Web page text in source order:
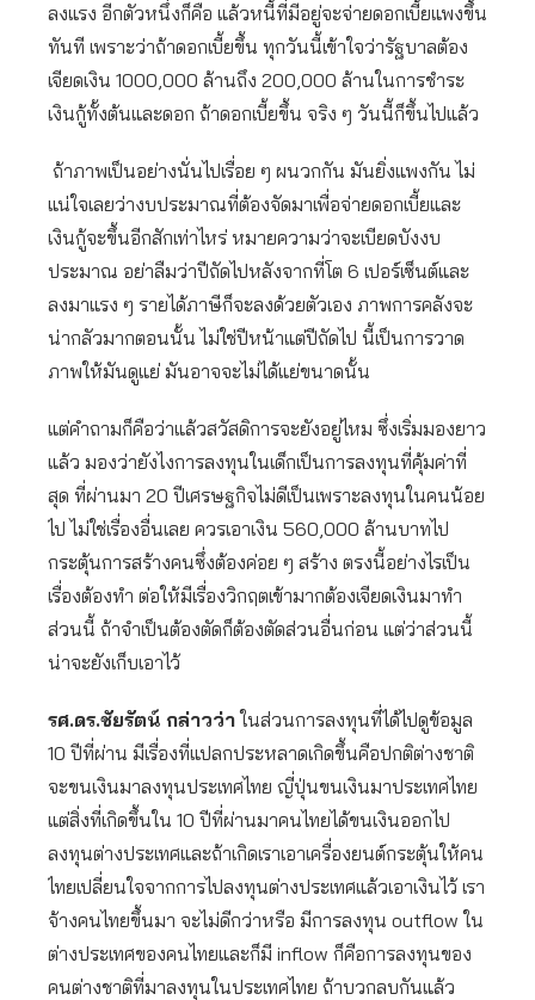
ลงแรง อีกตัวหนึ่งก็คือ แล้วหนี้ที่มีอยู่จะจ่ายดอกเบี้ยแพงขึ้น
ทันที เพราะว่าถ้าดอกเบี้ยขึ้น ทุกวันนี้เข้าใจว่ารัฐบาลต้อง
เจียดเงิน 1000,000 ล้านถึง 200,000 ล้านในการชำระ
เงินกู้ทั้งต้นและดอก ถ้าดอกเบี้ยขึ้น จริง ๆ วันนี้ก็ขึ้นไปแล้ว
ถ้าภาพเป็นอย่างนั่นไปเรื่อย ๆ ผนวกกัน มันยิ่งแพงกัน ไม่
แน่ใจเลยว่างบประมาณที่ต้องจัดมาเพื่อจ่ายดอกเบี้ยและ
เงินกู้จะขึ้นอีกสักเท่าไหร่ หมายความว่าจะเบียดบังงบ
ประมาณ อย่าลืมว่าปีถัดไปหลังจากที่โต 6 เปอร์เซ็นต์และ
ลงมาแรง ๆ รายได้ภาษีก็จะลงด้วยตัวเอง ภาพการคลังจะ
น่ากลัวมากตอนนั้น ไม่ใช่ปีหน้าแต่ปีถัดไป นี้เป็นการวาด
ภาพให้มันดูแย่ มันอาจจะไม่ได้แย่ขนาดนั้น
แต่คำถามก็คือว่าแล้วสวัสดิการจะยังอยู่ไหม ซึ่งเริ่มมองยาว
แล้ว มองว่ายังไงการลงทุนในเด็กเป็นการลงทุนที่คุ้มค่าที่
สุด ที่ผ่านมา 20 ปีเศรษฐกิจไม่ดีเป็นเพราะลงทุนในคนน้อย
ไป ไม่ใช่เรื่องอื่นเลย ควรเอาเงิน 560,000 ล้านบาทไป
กระตุ้นการสร้างคนซึ่งต้องค่อย ๆ สร้าง ตรงนี้อย่างไรเป็น
เรื่องต้องทำ ต่อให้มีเรื่องวิกฤตเข้ามากต้องเจียดเงินมาทำ
ส่วนนี้ ถ้าจำเป็นต้องตัดก็ต้องตัดส่วนอื่นก่อน แต่ว่าส่วนนี้
น่าจะยังเก็บเอาไว้
รศ.ดร.ชัยรัตน์ กล่าวว่าในส่วนการลงทุนที่ได้ไปดูข้อมูล
10 ปีที่ผ่าน มีเรื่องที่แปลกประหลาดเกิดขึ้นคือปกติต่างชาติ
จะขนเงินมาลงทุนประเทศไทย ญี่ปุ่นขนเงินมาประเทศไทย
แต่สิ่งที่เกิดขึ้นใน 10 ปีที่ผ่านมาคนไทยได้ขนเงินออกไป
ลงทุนต่างประเทศและถ้าเกิดเราเอาเครื่องยนต์กระตุ้นให้คน
ไทยเปลี่ยนใจจากการไปลงทุนต่างประเทศแล้วเอาเงินไว้ เรา
จ้างคนไทยขึ้นมา จะไม่ดีกว่าหรือ มีการลงทุน outflow ใน
ต่างประเทศของคนไทยและก็มี inflow ก็คือการลงทุนของ
คนต่างชาติที่มาลงทุนในประเทศไทย ถ้าบวกลบกันแล้ว